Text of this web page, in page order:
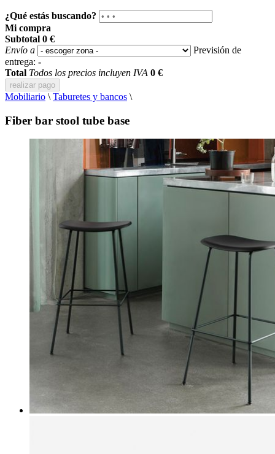
¿Qué estás buscando?
Mi compra
Subtotal 0 €
Envío a
Previsión de
entrega: -
Total Todos los precios incluyen IVA 0 €
realizar pago
Mobiliario \ Taburetes y bancos \
Fiber bar stool tube base